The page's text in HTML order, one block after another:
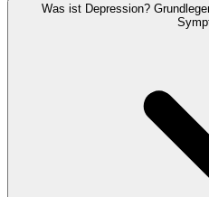
Was ist Depression?